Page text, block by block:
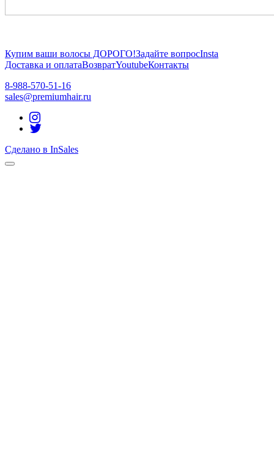
Купим ваши волосы ДОРОГО!Задайте вопросInsta
Доставка и оплатаВозвратYoutubeКонтакты
8-988-570-51-16
sales@premiumhair.ru
Сделано в InSales